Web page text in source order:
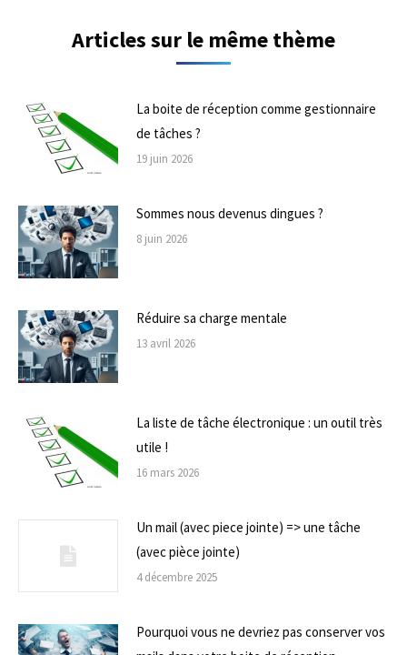
Articles sur le même thème
La boite de réception comme gestionnaire
de tâches ?
19 juin 2026
Sommes nous devenus dingues ?
8 juin 2026
Réduire sa charge mentale
13 avril 2026
La liste de tâche électronique : un outil très
utile !
16 mars 2026
Un mail (avec piece jointe) => une tâche
(avec pièce jointe)
4 décembre 2025
Pourquoi vous ne devriez pas conserver vos